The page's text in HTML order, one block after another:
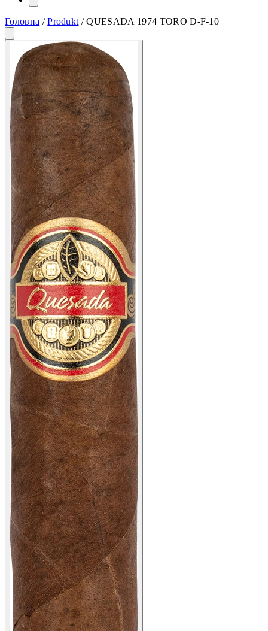
Головна /Produkt /QUESADA 1974 TORO D-F-10